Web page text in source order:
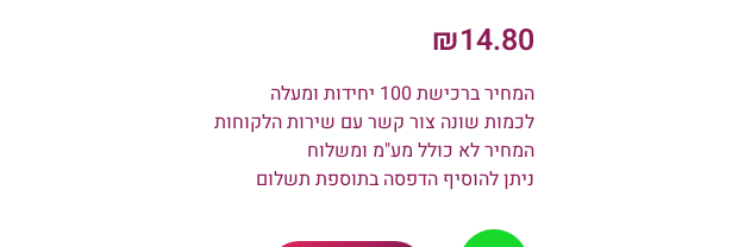
₪14.80
המחיר ברכישת 100 יחידות ומעלה
לכמות שונה צור קשר עם שירות הלקוחות
המחיר לא כולל מע"מ ומשלוח
ניתן להוסיף הדפסה בתוספת תשלום